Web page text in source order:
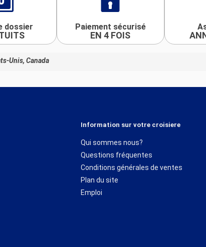
dossier Paiement sécurisé
EN 4 FOIS
Unis, Canada
Information sur votre croisiere
Qui sommes nous?
Questions fréquentes
Conditions générales de ventes
Plan du site
Emploi